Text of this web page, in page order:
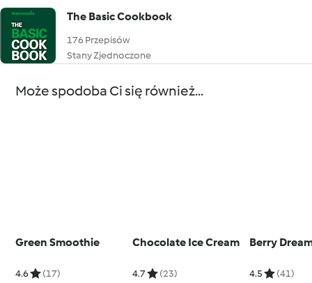
The Basic Cookbook
176 Przepisów
Stany Zjednoczone
Może spodoba Ci się również...
Green Smoothie
4.6 (17)
Chocolate Ice Cream
4.7 (23)
Berry
4.5 (41)